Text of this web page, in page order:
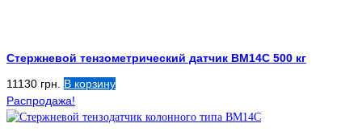
Стержневой тензометрический датчик BM14C 500 кг
11130 грн.
В корзину
Распродажа!